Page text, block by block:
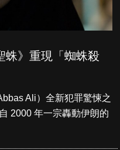
蛛》重現「蜘蛛殺
Ali）全新犯罪驚悚之
2000 年一宗轟動伊朗的